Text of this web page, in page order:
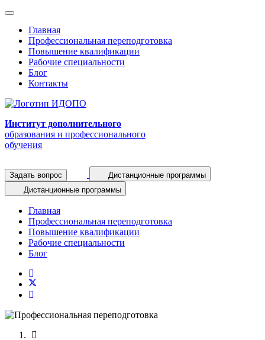
Главная
Профессиональная переподготовка
Повышение квалификации
Рабочие специальности
Блог
Контакты
Институт дополнительного
образования и профессионального
обучения
Задать вопрос
Дистанционные программы
Дистанционные программы
Главная
Профессиональная переподготовка
Повышение квалификации
Рабочие специальности
Блог